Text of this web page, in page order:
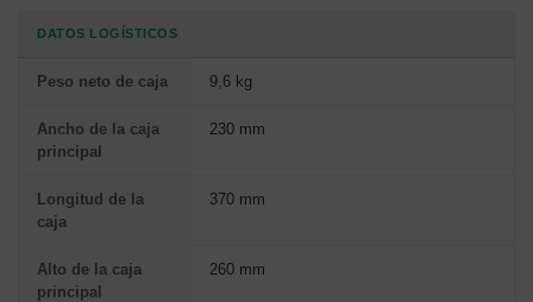
DATOS LOGÍSTICOS
Peso neto de caja 9,6 kg
Ancho de la caja
principal
230 mm
Longitud de la
caja
370 mm
Alto de la caja
principal
260 mm